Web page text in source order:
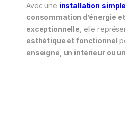
Avec une installation simple
consommation d’énergie
exceptionnelle , elle
esthétique et fonctionnel
enseigne, un intérieur ou